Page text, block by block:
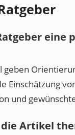
eine
geben
Einschätzung
und
Artikel